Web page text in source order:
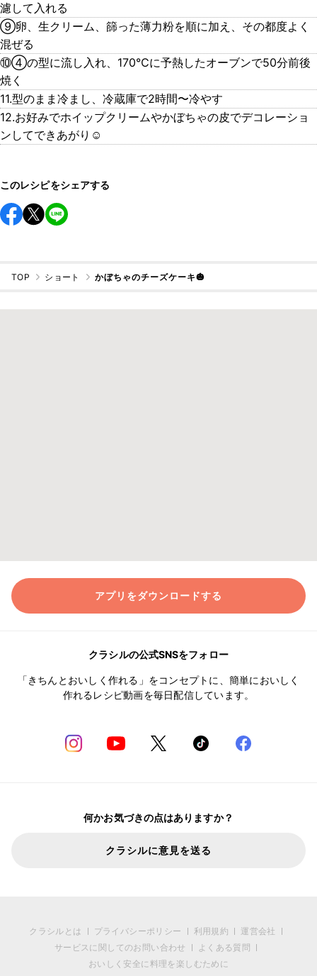
濾して入れる
⑨卵、生クリーム、篩った薄力粉を順に加え、その都度よく
混ぜる
⑩④の型に流し入れ、170℃に予熱したオーブンで50分前後
焼く
11.型のまま冷まし、冷蔵庫で2時間〜冷やす
12.お好みでホイップクリームやかぼちゃの皮でデコレーショ
ンしてできあがり☺︎
このレシピをシェアする
TOP ショート かぼちゃのチーズケーキ🎃
アプリをダウンロードする
クラシルの公式SNSをフォロー
「きちんとおいしく作れる」をコンセプトに、簡単においしく
作れるレシピ動画を毎日配信しています。
何かお気づきの点はありますか？
クラシルに意見を送る
クラシルとは プライバシーポリシー 利用規約
運営会社
サービスに関してのお問い合わせ
よくある質問
おいしく安全に料理を楽しむために